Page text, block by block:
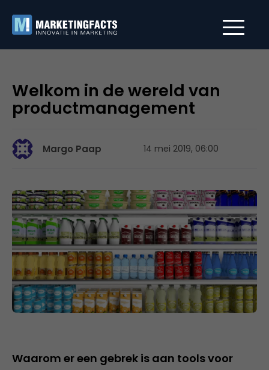
Welkom in de wereld van
productmanagement
Margo Paap 14 mei 2019, 06:00
Waarom er een gebrek is aan tools voor